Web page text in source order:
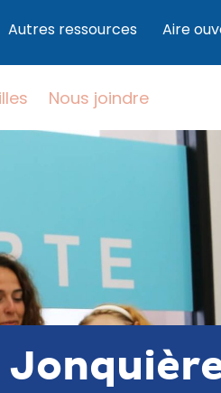
Autres ressources Aire
Nous joindre